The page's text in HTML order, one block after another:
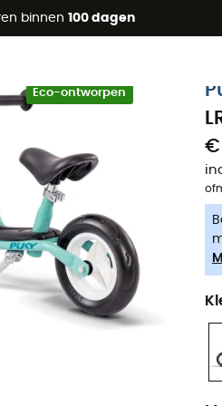
binnen 100 dagen
vanaf 2 producten* met code
Eco-ontworpen
€
of